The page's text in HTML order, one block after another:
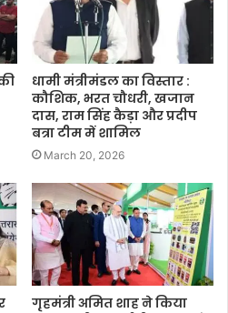
धामी मंत्रीमंडल का विस्तार :
कौशिक, भरत चौधरी, खजान
दास, राम सिंह कैड़ा और प्रदीप
बत्रा टीम में शामिल
March 20, 2026
गृहमंत्री अमित शाह ने किया